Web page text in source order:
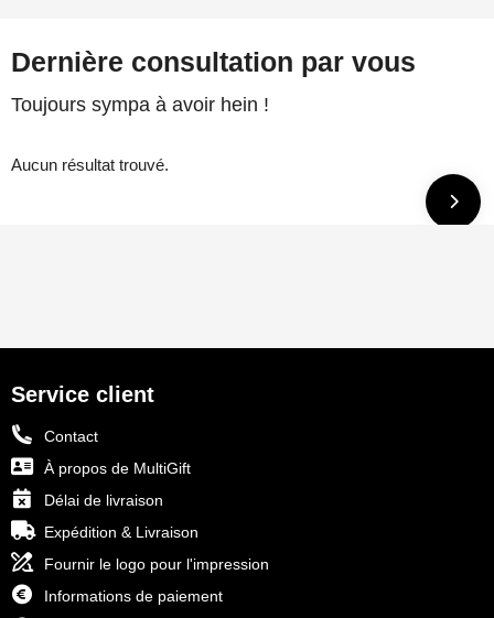
Dernière consultation par vous
Toujours sympa à avoir hein !
Aucun résultat trouvé.
Service client
Contact
À propos de MultiGift
Délai de livraison
Expédition & Livraison
Fournir le logo pour l'impression
Informations de paiement